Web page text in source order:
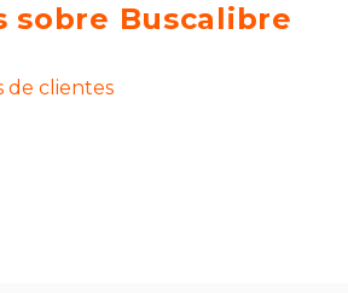
sobre Buscalibre
de clientes